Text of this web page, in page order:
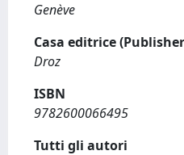
Genève
Casa editrice
Droz
ISBN
9782600066495
Tutti gli autori